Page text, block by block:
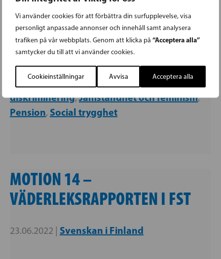
Vi använder cookies för att förbättra din surfupplevelse, visa
personligt anpassade annonser och innehåll samt analysera
trafiken på vår webbplats. Genom att klicka på “Acceptera alla”
samtycker du till att vi använder cookies.
Cookieinställningar Avvisa Acceptera alla
MOTION 15 – BÄTTRE
PENSIONER FÖR KVINNOR
23.06.2022 |Arbetsmiljö,Jämställdhet och
diskriminering,Jämställdhet och feminism,
Pension, Social trygghet
MOTION 14 –
VÄDERLEKSRAPPORTEN I FST
23.06.2022 | Svenskan i Finland